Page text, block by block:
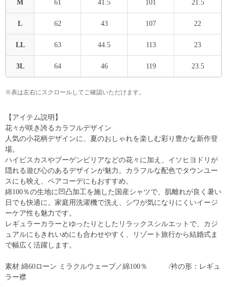
M 61 41.5 101 21.5
L 62 43 107 22
LL 63 44.5 113 23
3L 64 46 119 23.5
※表は左右にスクロールしてご確認いただけます。
【アイテム説明】
花々が咲き誇るカラフルデザイン
人気の小花柄デザインに、夏のおしゃれを楽しむ彩り豊かな新作登
場。
ハイビスカスやブーゲンビリアなどの花々に加え、イソヒヨドリが
隠れる遊び心のあるデザインが魅力。カラフルな配色でタウンユー
スにも映え、ペアコーデにもおすすめ。
綿100％の生地に凹凸加工を施した国産シャツで、肌離れが良く暑い
日でも快適に。家庭用洗濯機で洗え、シワが気になりにくいイージ
ーケア性も魅力です。
レギュラーカラーとゆったりとしたリラックスシルエットで、カジ
ュアルにもきれいめにも合わせやすく、リゾート旅行から結婚式ま
で幅広く活躍します。
素材:綿60ローン ミラクルウェーブ／綿100％ /衿の形：レギュ
ラー襟